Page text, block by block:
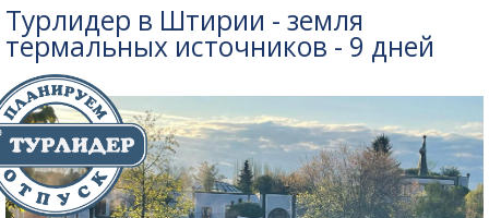
Турлидер в Штирии - земля
термальных источников - 9 дней